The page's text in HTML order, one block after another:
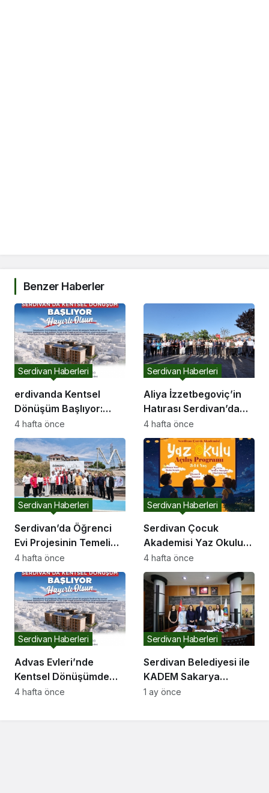
Benzer Haberler
erdivanda Kentsel
Dönüşüm Başlıyor:
Başkan Çelikten Davet
Serdivan Haberleri
4 hafta önce
Aliya İzzetbegoviç’in
Hatırası Serdivan’da
Yaşatılıyor
Serdivan Haberleri
4 hafta önce
Serdivan’da Öğrenci
Evi Projesinin Temeli
Atıldı
Serdivan Haberleri
4 hafta önce
Serdivan Çocuk
Akademisi Yaz Okulu
Kapılarını Açıyor
Serdivan Haberleri
4 hafta önce
Advas Evleri’nde
Kentsel Dönüşümde
Yıkım Aşamasına
Serdivan Haberleri
4 hafta önce
Serdivan Belediyesi ile
KADEM Sakarya
Temsilciliği Arasında İş
Serdivan Haberleri
1 ay önce